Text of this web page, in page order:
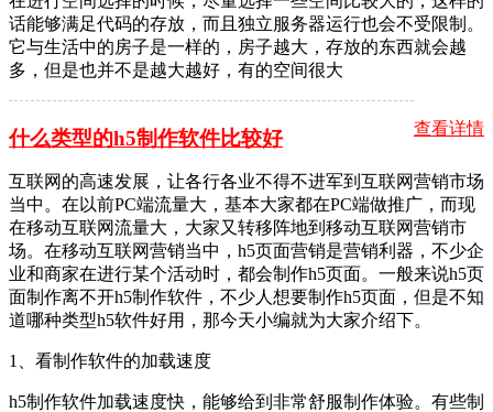
话能够满足代码的存放，而且独立服务器运行也会不受限制。
它与生活中的房子是一样的，房子越大，存放的东西就会越
多，但是也并不是越大越好，有的空间很大
查看详情
什么类型的h5制作软件比较好
互联网的高速发展，让各行各业不得不进军到互联网营销市场
当中。在以前PC端流量大，基本大家都在PC端做推广，而现
在移动互联网流量大，大家又转移阵地到移动互联网营销市
场。在移动互联网营销当中，h5页面营销是营销利器，不少企
业和商家在进行某个活动时，都会制作h5页面。一般来说h5页
面制作离不开h5制作软件，不少人想要制作h5页面，但是不知
道哪种类型h5软件好用，那今天小编就为大家介绍下。
1、看制作软件的加载速度
h5制作软件加载速度快，能够给到非常舒服制作体验。有些制